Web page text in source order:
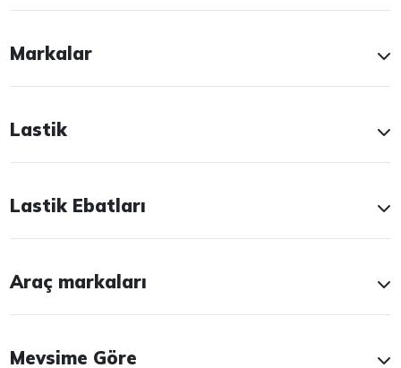
Markalar
Lastik
Lastik Ebatları
Araç markaları
Mevsime Göre